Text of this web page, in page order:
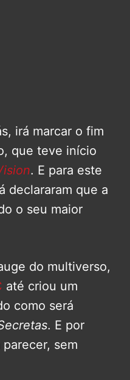
irá marcar o fim
que teve início
. E para este
declararam que a
o seu maior
do multiverso,
até criou um
como será
. E por
sem